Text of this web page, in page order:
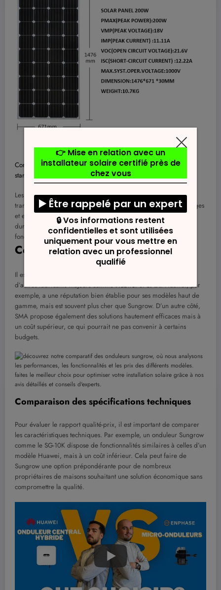
Comprendre les dimensions des panneaux photovoltaïques
standards
Les panneaux photovoltaïques jouent un rôle crucial dans la
transition vers les énergies renouvelables, permettant aux ménages
et entreprises de produire leur propre électricité de manière
durable. Comprendre les dimensions de ces panneaux est
fondamental pour maximiser l’efficacité de l’installation…
Comparatif avec d’autres marques
Il est essentiel de comparer les onduleurs Sungrow avec ceux
d’autres fabricants majeurs commeHuaweietSMA. Huawei, par
exemple, a une réputation bien établie pour ses modèles haut de
gamme, mais est souvent plus cher que Sungrow. D’un autre côté,
SMA propose également des solutions hautement efficaces mais à
un coût supérieur, ce qui pourrait ne pas convenir à certains
budgets.
Comparaison des spécifications techniques
Pour évaluer le rapport qualité-prix, il est important de comparer
les caractéristiques techniques. Par exemple, un onduleur Sungrow
comme le SG-10K dispose de fonctionnalités similaires à celles d’un
modèle Huawei, mais à un coût inférieur. Cela peut faire de
Sungrow une option prépondérante pour de nombreux
propriétaires de maisons souhaitant une solution économique sans
compromettre la qualité.